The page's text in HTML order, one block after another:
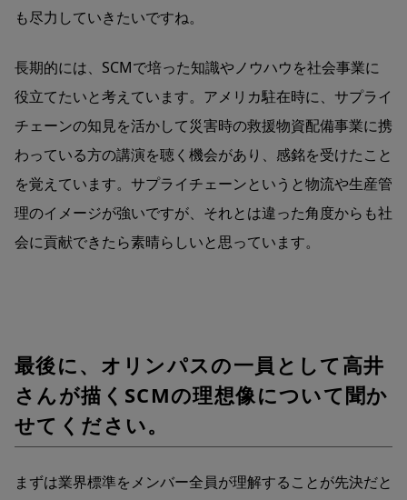
も尽力していきたいですね。
長期的には、SCMで培った知識やノウハウを社会事業に
役立てたいと考えています。アメリカ駐在時に、サプライ
チェーンの知見を活かして災害時の救援物資配備事業に携
わっている方の講演を聴く機会があり、感銘を受けたこと
を覚えています。サプライチェーンというと物流や生産管
理のイメージが強いですが、それとは違った角度からも社
会に貢献できたら素晴らしいと思っています。
最後に、オリンパスの一員として高井
さんが描くSCMの理想像について聞か
せてください。
まずは業界標準をメンバー全員が理解することが先決だと